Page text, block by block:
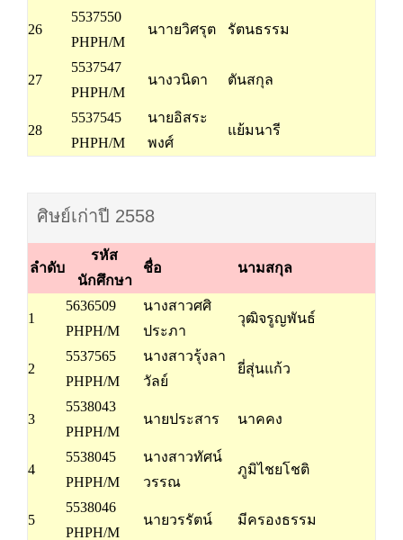
26
5537550
PHPH/M
นาายวิศรุต รัตนธรรม
27
5537547
PHPH/M
นางวนิดา ตันสกุล
28
5537545
PHPH/M
นายอิสระ
พงศ์
แย้มนารี
ศิษย์เก่าปี 2558
ลำดับ
รหัส
นักศึกษา
ชื่อ นามสกุล
1
5636509
PHPH/M
นางสาวศศิ
ประภา
วุฒิจรูญพันธ์
2
5537565
PHPH/M
นางสาวรุ้งลา
วัลย์
ยี่สุ่นแก้ว
3
5538043
PHPH/M
นายประสาร นาคคง
4
5538045
PHPH/M
นางสาวทัศน์
วรรณ
ภูมิไชยโชติ
5
5538046
PHPH/M
นายวรรัตน์ มีครองธรรม